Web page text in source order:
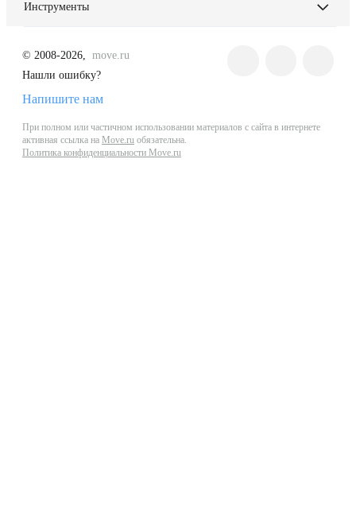
Инструменты
© 2008-2026, move.ru
Нашли ошибку?
Напишите нам
При полном или частичном использовании материалов с сайта в интернете
активная ссылка на Move.ru обязательна.
Политика конфиденциальности Move.ru